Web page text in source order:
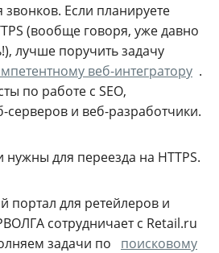
Если планируете
(вообще говоря, уже давно
лучше поручить задачу
веб-интегратору .
по работе с SEO,
и веб-разработчики.
нужны для переезда на HTTPS.
портал для ретейлеров и
сотрудничает с Retail.ru
задачи по
поисковому